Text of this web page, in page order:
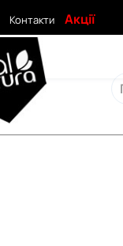
Контакти Акції